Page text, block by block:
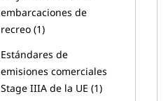
embarcaciones de
recreo (1)
Estándares de
emisiones comerciales
Stage IIIA de la UE (1)